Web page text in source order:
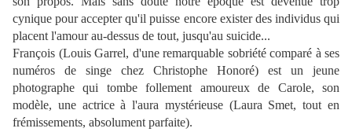
cynique pour accepter qu'il puisse encore exister des individus qui
placent l'amour au-dessus de tout, jusqu'au suicide...
François (Louis Garrel, d'une remarquable sobriété comparé à ses
numéros de singe chez Christophe Honoré) est un jeune
photographe qui tombe follement amoureux de Carole, son
modèle, une actrice à l'aura mystérieuse (Laura Smet, tout en
frémissements, absolument parfaite).